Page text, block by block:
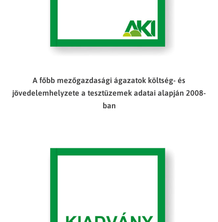
A főbb mezőgazdasági ágazatok költség- és
jövedelemhelyzete a tesztüzemek adatai alapján 2008-
ban